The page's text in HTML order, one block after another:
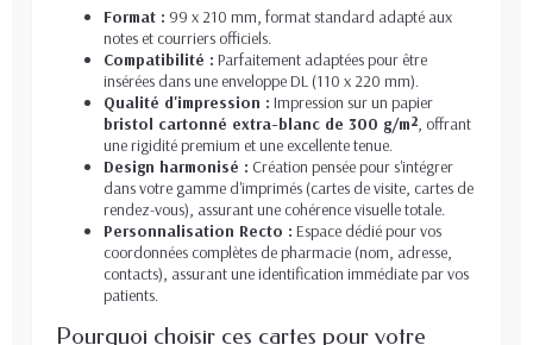
Format : 99 x 210 mm, format standard adapté aux
notes et courriers officiels.
Compatibilité : Parfaitement adaptées pour être
insérées dans une enveloppe DL (110 x 220 mm).
Qualité d'impression : Impression sur un papier
bristol cartonné extra-blanc de 300 g/m², offrant
une rigidité premium et une excellente tenue.
Design harmonisé : Création pensée pour s'intégrer
dans votre gamme d'imprimés (cartes de visite, cartes de
rendez-vous), assurant une cohérence visuelle totale.
Personnalisation Recto : Espace dédié pour vos
coordonnées complètes de pharmacie (nom, adresse,
contacts), assurant une identification immédiate par vos
patients.
Pourquoi choisir ces cartes pour votre